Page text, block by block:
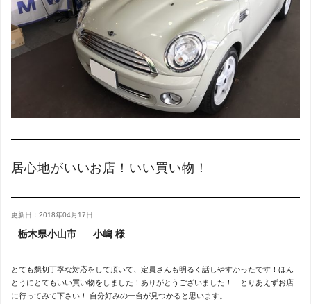
居心地がいいお店！いい買い物！
更新日：2018年04月17日
栃木県小山市 小嶋 様
とても懇切丁寧な対応をして頂いて、定員さんも明るく話しやすかったです！ほん
とうにとてもいい買い物をしました！ありがとうございました！ とりあえずお店
に行ってみて下さい！ 自分好みの一台が見つかると思います。